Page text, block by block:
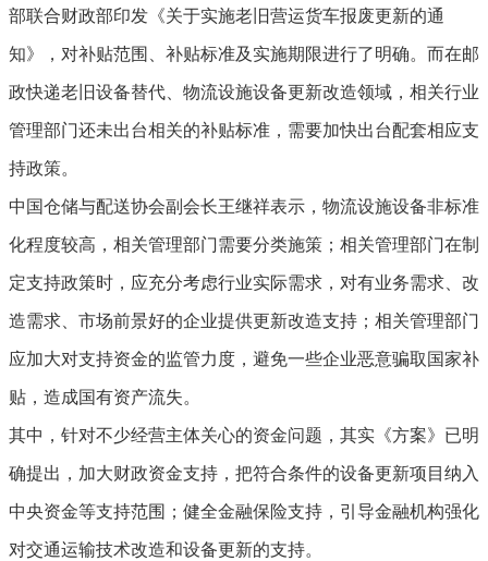
部联合财政部印发《关于实施老旧营运货车报废更新的通
知》，对补贴范围、补贴标准及实施期限进行了明确。而在邮
政快递老旧设备替代、物流设施设备更新改造领域，相关行业
管理部门还未出台相关的补贴标准，需要加快出台配套相应支
持政策。
中国仓储与配送协会副会长王继祥表示，物流设施设备非标准
化程度较高，相关管理部门需要分类施策；相关管理部门在制
定支持政策时，应充分考虑行业实际需求，对有业务需求、改
造需求、市场前景好的企业提供更新改造支持；相关管理部门
应加大对支持资金的监管力度，避免一些企业恶意骗取国家补
贴，造成国有资产流失。
其中，针对不少经营主体关心的资金问题，其实《方案》已明
确提出，加大财政资金支持，把符合条件的设备更新项目纳入
中央资金等支持范围；健全金融保险支持，引导金融机构强化
对交通运输技术改造和设备更新的支持。